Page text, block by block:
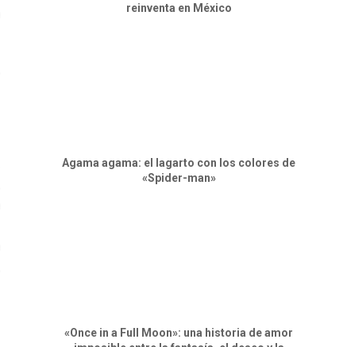
reinventa en México
Agama agama: el lagarto con los colores de
«Spider-man»
«Once in a Full Moon»: una historia de amor